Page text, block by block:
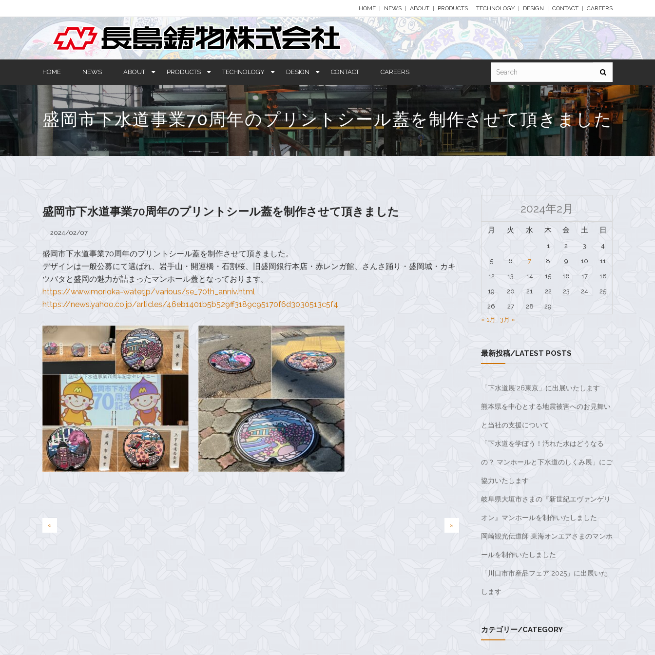
HOME NEWS ABOUT PRODUCTS TECHNOLOGY DESIGN CONTACT CAREERS
HOME NEWS ABOUT PRODUCTS TECHNOLOGY DESIGN CONTACT CAREERS
盛岡市下水道事業70周年のプリントシール蓋を制作させて頂きました
盛岡市下水道事業70周年のプリントシール蓋を制作させて頂きました
2024/02/07
盛岡市下水道事業70周年のプリントシール蓋を制作させて頂きました。
デザインは一般公募にて選ばれ、岩手山・開運橋・石割桜、旧盛岡銀行本店・赤レンガ館、さんさ踊り・盛岡城・カキ
ツバタと盛岡の魅力が詰まったマンホール蓋となっております。
https://www.morioka-water.jp/various/se_70th_anniv.html
https://news.yahoo.co.jp/articles/46eb1401b5b529ff3189c95170f6d3030513c5f4
投
« »
2024年2月
月 火 水 木 金 土 日
1 2 3 4
5 6 7 8 9 10 11
12 13 14 15 16 17 18
19 20 21 22 23 24 25
26 27 28
29
« 1月
3月 »
最新投稿/LATEST POSTS
「下水道展’26東京」に出展いたします
熊本県を中心とする地震被害へのお見舞い
と当社の支援について
「下水道を学ぼう！汚れた水はどうなる
の？ マンホールと下水道のしくみ展」にご
協力いたします
岐阜県大垣市さまの『新世紀エヴァンゲリ
オン』マンホールを制作いたしました
岡崎観光伝道師 東海オンエアさまのマンホ
ールを制作いたしました
「川口市市産品フェア 2025」に出展いた
します
カテゴリー/CATEGORY